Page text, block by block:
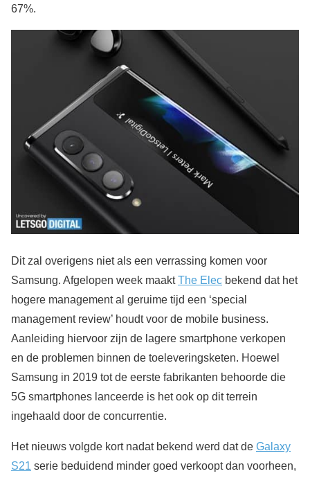
67%.
Dit zal overigens niet als een verrassing komen voor
Samsung. Afgelopen week maaktThe Elec bekend dat het
hogere management al geruime tijd een ‘special
management review’ houdt voor de mobile business.
Aanleiding hiervoor zijn de lagere smartphone verkopen
en de problemen binnen de toeleveringsketen. Hoewel
Samsung in 2019 tot de eerste fabrikanten behoorde die
5G smartphones lanceerde is het ook op dit terrein
ingehaald door de concurrentie.
Het nieuws volgde kort nadat bekend werd dat de Galaxy
S21 serie beduidend minder goed verkoopt dan voorheen,